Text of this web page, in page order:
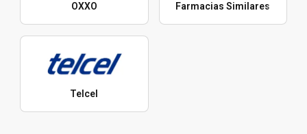
OXXO Farmacias Similares
Telcel